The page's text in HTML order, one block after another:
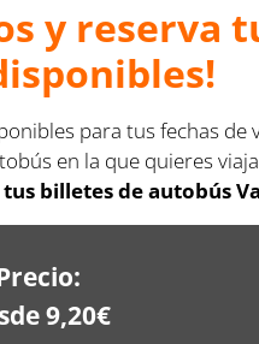
y reserva
para tus fechas de
en la que quieres
billetes de autobús
9,20€